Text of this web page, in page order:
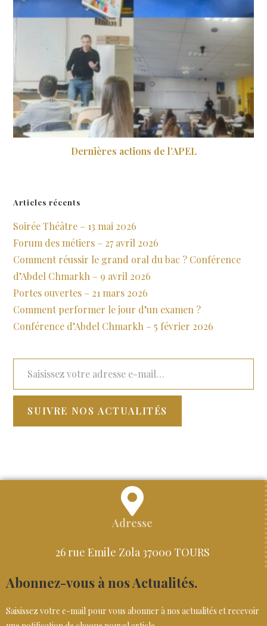
Dernières actions de l’APEL
Articles récents
Soirée Théâtre – 13 mai 2026
Forum des métiers – 27 avril 2026
Comment réussir le grand oral du bac ? Conférence
d’Abdel Chmarkh – 9 avril 2026
Portes ouvertes – 21 mars 2026
Comment performer le jour d’un examen ?
Conférence d’Abdel Chmarkh – 5 février 2026
SUIVRE NOS ACTUALITÉS
Adresse
26 rue Emile Zola 37000 TOURS
Abonnez-vous à nos Actualités.
Saisissez votre e-mail pour vous abonner à nos actualités et recevoir